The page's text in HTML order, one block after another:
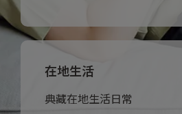
在地生活
典藏在地生活日常
我們用心開啟對生活的感受，支
誕生